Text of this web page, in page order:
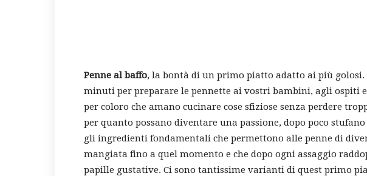
Penne al baffo, la bontà di un primo piatto adatto ai più
minuti per preparare le pennette ai vostri bambini, agli ospiti
per coloro che amano cucinare cose sfiziose senza perdere
per quanto possano diventare una passione, dopo poco
gli ingredienti fondamentali che permettono alle penne di
mangiata fino a quel momento e che dopo ogni assaggio
papille gustative. Ci sono tantissime varianti di quest primo